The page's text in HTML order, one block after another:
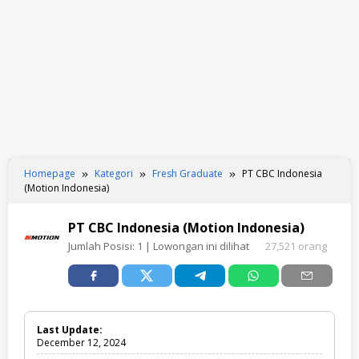
Homepage Kategori Fresh Graduate
PT CBC Indonesia
(Motion Indonesia)
PT CBC Indonesia (Motion Indonesia)
Jumlah Posisi: 1 | Lowongan ini dilihat 27,521 orang
Last Update:
December 12, 2024